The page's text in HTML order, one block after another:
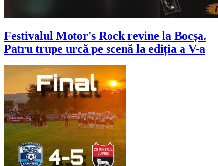
Festivalul Motor's Rock revine la Bocșa.
Patru trupe urcă pe scenă la ediția a V-a